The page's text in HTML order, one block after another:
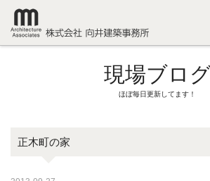
現場ブロ
ほぼ毎日更新してます！
正木町の家